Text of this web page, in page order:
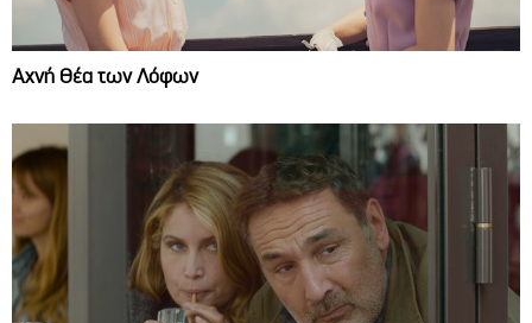
Αχνή Θέα των Λόφων